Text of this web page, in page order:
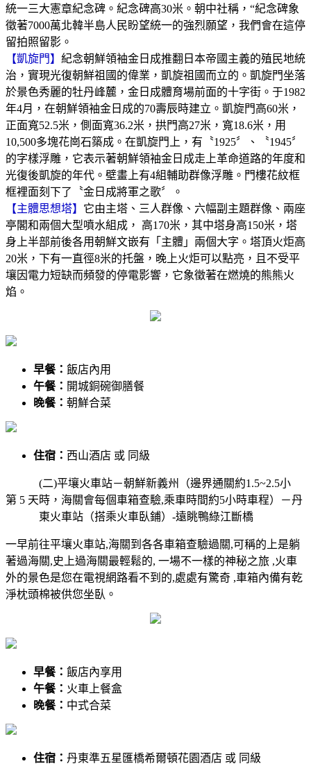
統一三大憲章紀念碑。紀念碑高30米。朝中社稱，“紀念碑象
徵著7000萬北韓半島人民盼望統一的強烈願望，我們會在這停
留拍照留影。
【凱旋門】 紀念朝鮮領袖金日成推翻日本帝國主義的殖民地統
治，實現光復朝鮮祖國的偉業，凱旋祖國而立的。凱旋門坐落
於景色秀麗的牡丹峰麓，金日成體育場前面的十字街。于1982
年4月，在朝鮮領袖金日成的70壽辰時建立。凱旋門高60米，
正面寬52.5米，側面寬36.2米，拱門高27米，寬18.6米，用
10,500多塊花崗石築成。在凱旋門上，有〝1925〞、〝1945〞
的字樣浮雕，它表示著朝鮮領袖金日成走上革命道路的年度和
光復後凱旋的年代。壁畫上有4組輔助群像浮雕。門樓花紋框
框裡面刻下了〝金日成將軍之歌〞。
【主體思想塔】 它由主塔、三人群像、六幅副主題群像、兩座
亭閣和兩個大型噴水組成， 高170米，其中塔身高150米，塔
身上半部前後各用朝鮮文嵌有「主體」兩個大字。塔頂火炬高
20米，下有一直徑8米的托盤，晚上火炬可以點亮，且不受平
壤因電力短缺而頻發的停電影響，它象徵著在燃燒的熊熊火
焰。
早餐： 飯店內用
午餐： 開城銅碗御膳餐
晚餐： 朝鮮合菜
住宿： 西山酒店 或 同級
第 5 天
(二)平壤火車站－朝鮮新義州（邊界通關約1.5~2.5小
時，海關會每個車箱查驗,乘車時間約5小時車程）－丹
東火車站（搭乘火車臥鋪）-遠眺鴨綠江斷橋
一早前往平壤火車站,海關到各各車箱查驗過關,可稱的上是躺
著過海關,史上過海關最輕鬆的, 一場不一樣的神秘之旅 ,火車
外的景色是您在電視網路看不到的,處處有驚奇 ,車箱內備有乾
淨枕頭棉被供您坐臥。
早餐： 飯店內享用
午餐： 火車上餐盒
晚餐： 中式合菜
住宿： 丹東準五星匯橋希爾頓花園酒店 或 同級